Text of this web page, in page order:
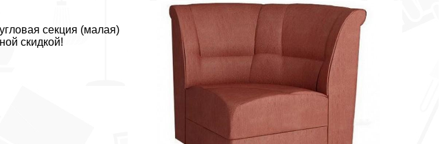
секция (малая)
скидкой!